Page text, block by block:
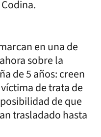
en una de
sobre la
de 5 años: creen
de trata de
de que
trasladado hasta